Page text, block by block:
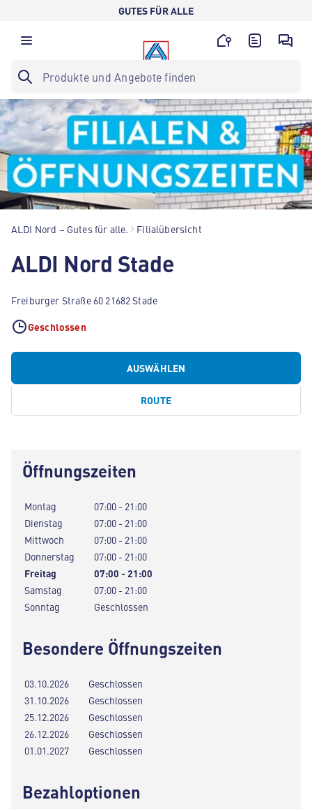
GUTES FÜR ALLE
ALDI Nord – Gutes für alle. Filialübersicht
ALDI Nord Stade
Freiburger Straße 60 21682 Stade
Geschlossen
AUSWÄHLEN
ROUTE
Öffnungszeiten
Montag
07:00 - 21:00
Dienstag
07:00 - 21:00
Mittwoch
07:00 - 21:00
Donnerstag
07:00 - 21:00
Freitag
07:00 - 21:00
Samstag
07:00 - 21:00
Sonntag
Geschlossen
Besondere Öffnungszeiten
03.10.2026
Geschlossen
31.10.2026
Geschlossen
25.12.2026
Geschlossen
26.12.2026
Geschlossen
01.01.2027
Geschlossen
Bezahloptionen